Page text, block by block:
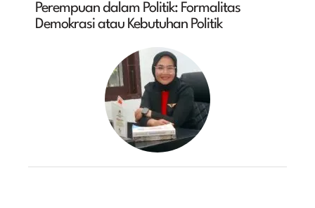
Perempuan dalam Politik: Formalitas
Demokrasi atau Kebutuhan Politik